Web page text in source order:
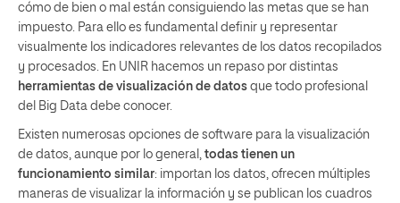
cómo de bien o mal están consiguiendo las metas que se han
impuesto. Para ello es fundamental definir y representar
visualmente los indicadores relevantes de los datos recopilados
y procesados. En UNIR hacemos un repaso por distintas
herramientas de visualización de datos que todo profesional
del Big Data debe conocer.
Existen numerosas opciones de software para la visualización
de datos, aunque por lo general,
todas tienen un
funcionamiento similar: importan los datos, ofrecen múltiples
maneras de visualizar la información y se publican los cuadros